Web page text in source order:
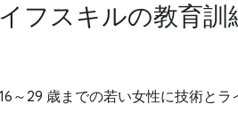
フスキルの教育訓
～29 歳までの若い女性に技術と